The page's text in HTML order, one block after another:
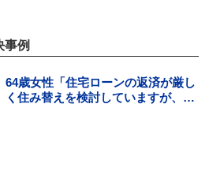
事例
64歳女性「住宅ローンの返済が厳し
く住み替えを検討していますが、頭